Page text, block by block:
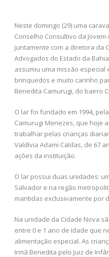
Neste domingo (29) uma
Conselho Consultivo da Jovem
juntamente com a diretora da
Advogados do Estado da
assumiu uma missão
brinquedos e muito carinho
Benedita Camurugi, do bairro
O lar foi fundado em 1994,
Camurugi Menezes, que hoje
trabalhar pelas crianças
Valdívia Adami Caldas, de 67
ações da instituição.
O lar possui duas unidades:
Salvador e na regão
mantidas exclusivamente por
Na unidade da Cidade Nova
entre 0 e 1 ano de idade que
alimentação especial. As
Irmã Benedita pelo Juiz de